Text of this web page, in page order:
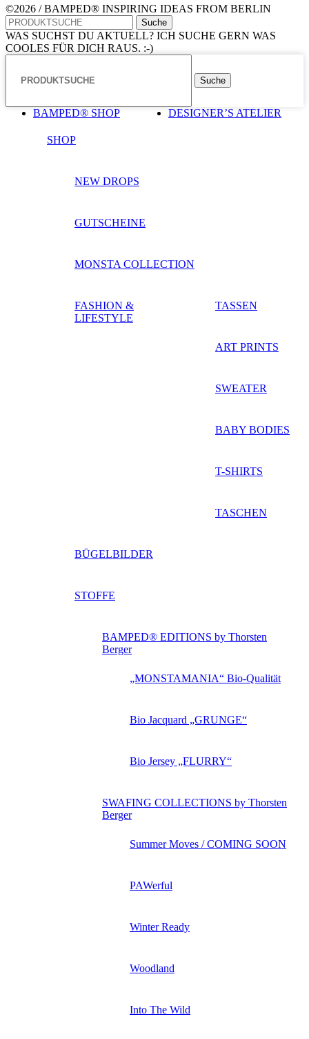
©2026 / BAMPED® INSPIRING IDEAS FROM BERLIN
Suche
WAS SUCHST DU AKTUELL? ICH SUCHE GERN WAS
COOLES FÜR DICH RAUS. :-)
Suche
BAMPED® SHOP DESIGNER’S ATELIER
SHOP
NEW DROPS
GUTSCHEINE
MONSTA COLLECTION
FASHION &
LIFESTYLE
TASSEN
ART PRINTS
SWEATER
BABY BODIES
T-SHIRTS
TASCHEN
BÜGELBILDER
STOFFE
BAMPED® EDITIONS by Thorsten
Berger
„MONSTAMANIA“ Bio-Qualität
Bio Jacquard „GRUNGE“
Bio Jersey „FLURRY“
SWAFING COLLECTIONS by Thorsten
Berger
Summer Moves / COMING SOON
PAWerful
Winter Ready
Woodland
Into The Wild